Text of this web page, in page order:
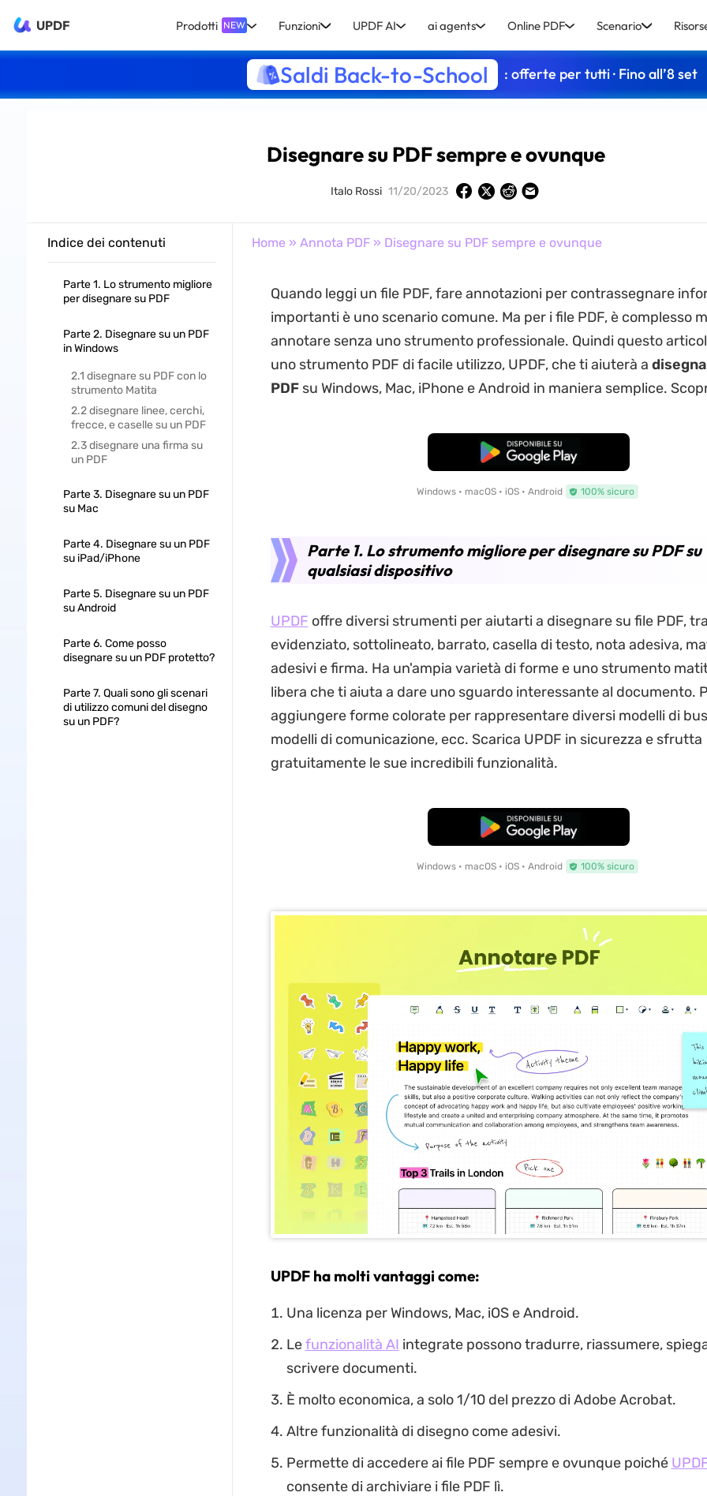
UPDF Prodotti NEW Funzioni UPDF AI ai agents Online PDF Scenario
Saldi Back-to-School : offerte per tutti · Fino all’8 set
Disegnare su PDF sempre e ovunque
Italo Rossi 11/20/2023
Indice dei contenuti
Parte 1. Lo strumento migliore
per disegnare su PDF
Parte 2. Disegnare su un PDF
in Windows
2.1 disegnare su PDF con lo
strumento Matita
2.2 disegnare linee, cerchi,
frecce, e caselle su un PDF
2.3 disegnare una firma su
un PDF
Parte 3. Disegnare su un PDF
su Mac
Parte 4. Disegnare su un PDF
su iPad/iPhone
Parte 5. Disegnare su un PDF
su Android
Parte 6. Come posso
disegnare su un PDF protetto?
Parte 7. Quali sono gli scenari
di utilizzo comuni del disegno
su un PDF?
Home » Annota PDF» Disegnare su PDF sempre e ovunque
Quando leggi un file PDF, fare annotazioni per contrassegnare
importanti è uno scenario comune. Ma per i file PDF, è complesso
annotare senza uno strumento professionale. Quindi questo
uno strumento PDF di facile utilizzo, UPDF, che ti aiuterà a
PDFsu Windows, Mac, iPhone e Android in maniera semplice.
Download Gratis
Windows • macOS • iOS • Android 100% sicuro
Parte 1. Lo strumento migliore per disegnare su PDF su
qualsiasi dispositivo
UPDF offre diversi strumenti per aiutarti a disegnare su file PDF,
evidenziato, sottolineato, barrato, casella di testo, nota adesiva,
adesivi e firma. Ha un'ampia varietà di forme e uno strumento
libera che ti aiuta a dare uno sguardo interessante al documento.
aggiungere forme colorate per rappresentare diversi modelli di
modelli di comunicazione, ecc. Scarica UPDF in sicurezza e sfrutta
gratuitamente le sue incredibili funzionalità.
Download Gratis
Windows • macOS • iOS • Android 100% sicuro
UPDF ha molti vantaggi come:
Una licenza per Windows, Mac, iOS e Android.
Lefunzionalità AI integrate possono tradurre, riassumere,
scrivere documenti.
È molto economica, a solo 1/10 del prezzo di Adobe Acrobat.
Altre funzionalità di disegno come adesivi.
Permette di accedere ai file PDF sempre e ovunque poiché
consente di archiviare i file PDF lì.